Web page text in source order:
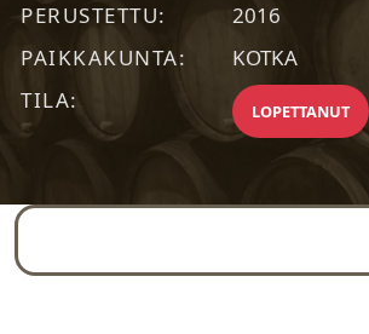
PERUSTETTU
2016
PAIKKAKUNTA
KOTKA
TILA
LOPETTANUT